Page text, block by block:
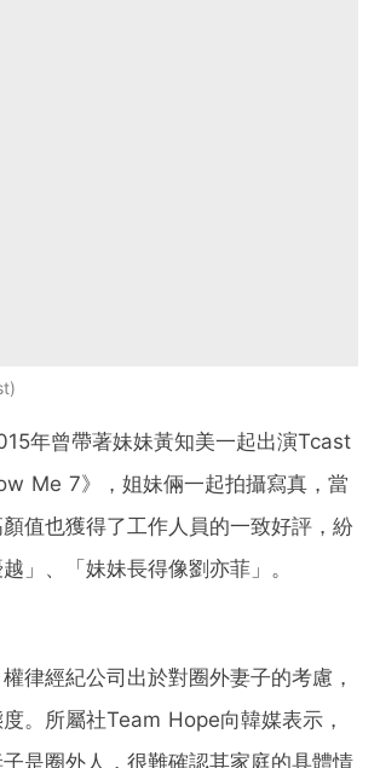
年曾帶著妹妹黃知美一起出演Tcast
Me 7》，姐妹倆一起拍攝寫真，當
值也獲得了工作人員的一致好評，紛
」、「妹妹長得像劉亦菲」。
律經紀公司出於對圈外妻子的考慮，
。所屬社Team Hope向韓媒表示，
子是圈外人，很難確認其家庭的具體情